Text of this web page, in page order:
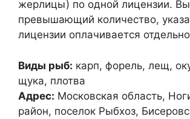
жерлицы) по одной лицензии.
превышающий количество,
лицензии оплачивается
Виды рыб: карп, форель, лещ,
щука, плотва
Адрес: Московская область,
район, поселок Рыбхоз,